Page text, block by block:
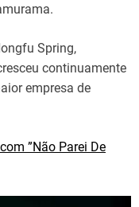
Spring,
continuamente
empresa de
”Não Parei De